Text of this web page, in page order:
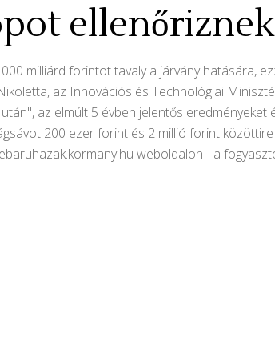
ellenőriznek
milliárd forintot tavaly a járvány hatására,
az Innovációs és Technológiai
az elmúlt 5 évben jelentős
200 ezer forint és 2 millió forint
weboldalon - a